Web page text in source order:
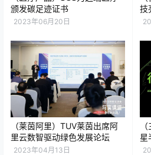
颁发碳足迹证书
2023年06月20日
技
（莱茵阿里）TUV莱茵出席阿
里云数智驱动绿色发展论坛
2023年04月13日
星